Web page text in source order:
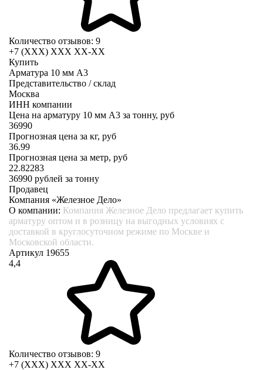
Количество отзывов: 9
+7 (XXX) ХХХ ХХ-ХХ
Купить
Арматура 10 мм А3
Представительство / склад
Москва
ИНН компании
Цена на арматуру 10 мм А3 за тонну, руб
36990
Прогнозная цена за кг, руб
36.99
Прогнозная цена за метр, руб
22.82283
36990 рублей за тонну
Продавец
Компания «Железное Дело»
О компании: Компания Железное Дело предлагает купить
арматуру оптом и в розницу на выгодных условиях с
доставкой в круглосуточном режиме по Москве и
Московской области.
Артикул 19655
4,4
Количество отзывов: 9
+7 (XXX) ХХХ ХХ-ХХ